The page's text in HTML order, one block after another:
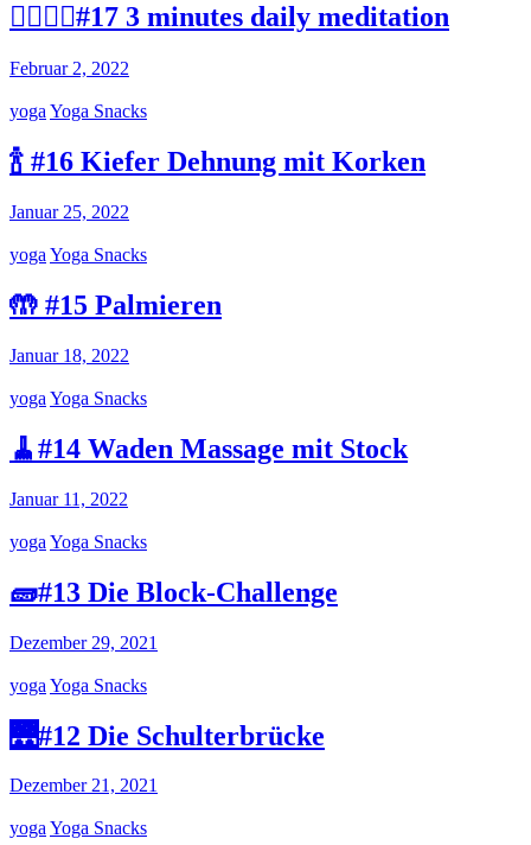
🧘‍♂️🧘‍♀️#17 3 minutes daily meditation
Februar 2, 2022
yoga Yoga Snacks
🍾 #16 Kiefer Dehnung mit Korken
Januar 25, 2022
yoga Yoga Snacks
🤲 #15 Palmieren
Januar 18, 2022
yoga Yoga Snacks
🧹#14 Waden Massage mit Stock
Januar 11, 2022
yoga Yoga Snacks
🧱#13 Die Block-Challenge
Dezember 29, 2021
yoga Yoga Snacks
🌉#12 Die Schulterbrücke
Dezember 21, 2021
yogaYoga Snacks